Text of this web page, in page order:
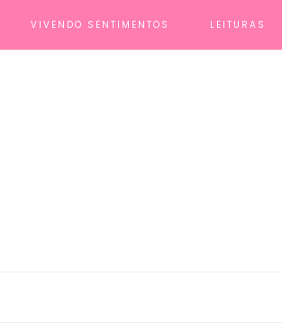
VIVENDO SENTIMENTOS LEITURAS